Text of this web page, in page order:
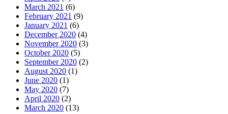
March 2021 (6)
February 2021 (9)
January 2021 (6)
December 2020 (4)
November 2020 (3)
October 2020 (5)
September 2020 (2)
August 2020 (1)
June 2020 (1)
May 2020 (7)
April 2020 (2)
March 2020 (13)